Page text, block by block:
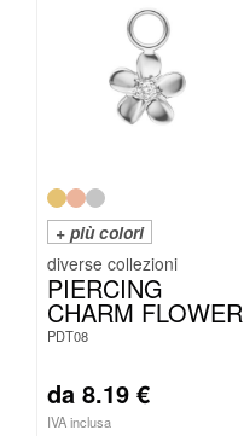
+ più colori
PIERCING
CHARM FLOWER
PDT08
da 8.19 €
IVA inclusa